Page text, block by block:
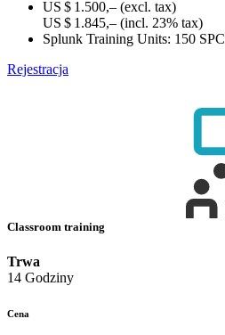
US $ 1.500,– (excl. tax)
US $ 1.845,– (incl. 23% tax)
Splunk Training Units: 150 SPC
Rejestracja
Classroom training
Trwa
14 Godziny
Cena